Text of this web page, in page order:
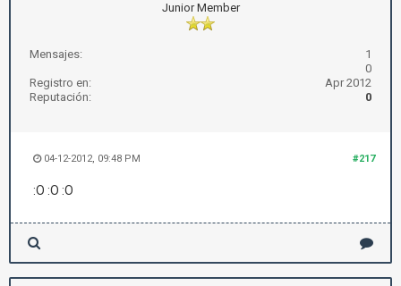
Junior Member
Mensajes:
1
0
Registro en:
Apr 2012
Reputación:
0
#217
04-12-2012, 09:48 PM
:O :O :O